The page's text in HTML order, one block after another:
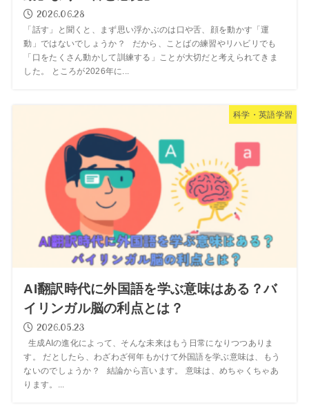
2026.06.28
「話す」と聞くと、まず思い浮かぶのは口や舌、顔を動かす「運
動」ではないでしょうか？ だから、ことばの練習やリハビリでも
「口をたくさん動かして訓練する」ことが大切だと考えられてきま
した。 ところが2026年に...
科学・英語学習
AI翻訳時代に外国語を学ぶ意味はある？バ
イリンガル脳の利点とは？
2026.05.23
生成AIの進化によって、そんな未来はもう日常になりつつありま
す。 だとしたら、わざわざ何年もかけて外国語を学ぶ意味は、もう
ないのでしょうか？ 結論から言います。 意味は、めちゃくちゃあ
ります。...